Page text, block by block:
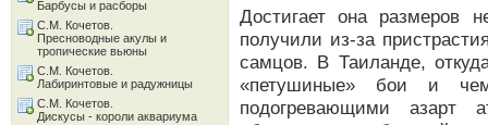
Достигает она размеров
получили из-за
самцов. В Таиланде,
«петушиные» бои и
подогревающими азарт
Барбусы и расборы
С.М. Кочетов.
Пресноводные акулы и
тропические вьюны
С.М. Кочетов.
Лабиринтовые и радужницы
С.М. Кочетов.
Дискусы - короли аквариума